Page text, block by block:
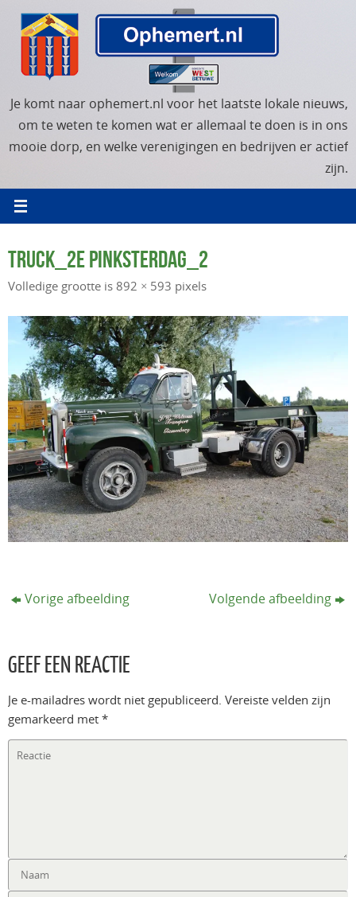
naar
inhoud
Je komt naar ophemert.nl voor het laatste lokale nieuws,
om te weten te komen wat er allemaal te doen is in ons
mooie dorp, en welke verenigingen en bedrijven er actief
zijn.
TRUCK_2E PINKSTERDAG_2
Volledige grootte is 892 × 593 pixels
Vorige afbeelding Volgende afbeelding
GEEF EEN REACTIE
Je e-mailadres wordt niet gepubliceerd. Vereiste velden zijn
gemarkeerd met *